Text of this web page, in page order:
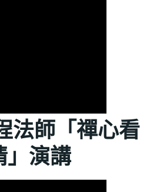
法師「禪心看
」演講